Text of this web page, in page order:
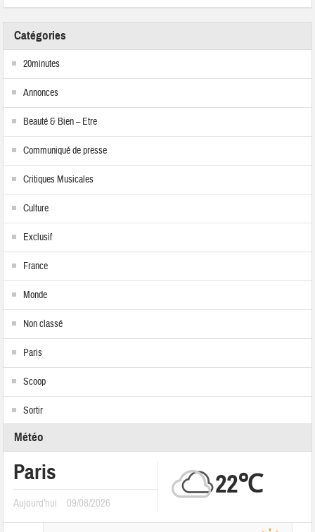
Catégories
20minutes
Annonces
Beauté & Bien – Etre
Communiqué de presse
Critiques Musicales
Culture
Exclusif
France
Monde
Non classé
Paris
Scoop
Sortir
Météo
Paris
Aujourd'hui 09/08/2026
22℃